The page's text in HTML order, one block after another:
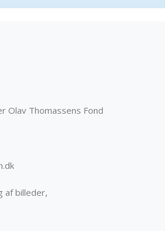
Olav Thomassens Fond
af billeder,